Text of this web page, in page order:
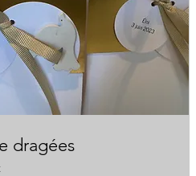
dragées